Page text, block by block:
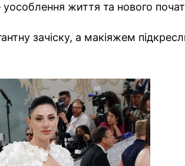
уособлення життя та нового
зачіску, а макіяжем